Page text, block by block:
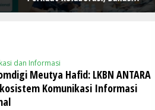
Digitalisasi, Nataru hingga
dan Informasi
Meutya Hafid: LKBN ANTARA
Komunikasi Informasi